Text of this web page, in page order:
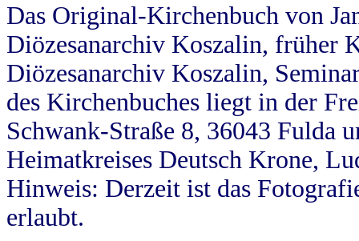
Das Original-Kirchenbuch von
Diözesanarchiv Koszalin, früher
Diözesanarchiv Koszalin,
des Kirchenbuches liegt in der
Schwank-Straße 8, 36043 Fulda
Heimatkreises Deutsch Krone,
Hinweis: Derzeit ist das
erlaubt.